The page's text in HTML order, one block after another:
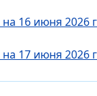
16 июня 2026
17 июня 2026